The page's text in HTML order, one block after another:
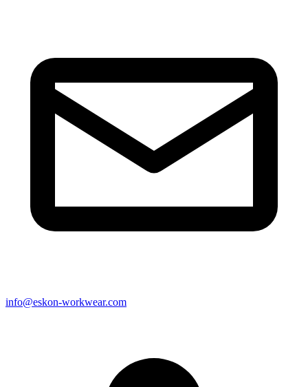
info@eskon-workwear.com